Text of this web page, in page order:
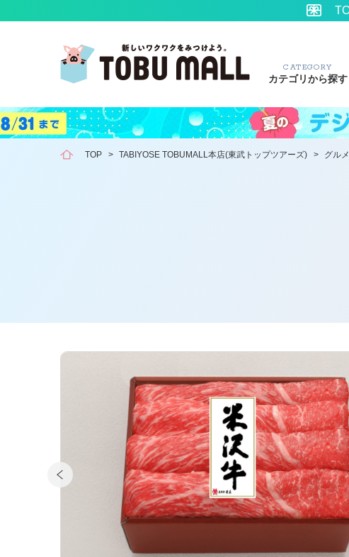
CATEGORY
カテゴリから探す
TOP > TABIYOSE TOBUMALL本店(東武トップツアーズ) > グル